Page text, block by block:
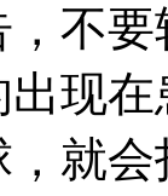
不
现
就